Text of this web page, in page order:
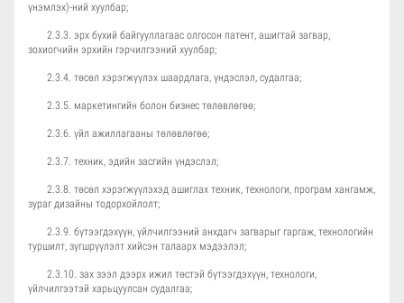
үнэмлэх)-ний хуулбар;
2.3.3. эрх бүхий байгууллагаас олгосон патент, ашигтай загвар,
зохиогчийн эрхийн гэрчилгээний хуулбар;
2.3.4. төсөл хэрэгжүүлэх шаардлага, үндэслэл, судалгаа;
2.3.5. маркетингийн болон бизнес төлөвлөгөө;
2.3.6. үйл ажиллагааны төлөвлөгөө;
2.3.7. техник, эдийн засгийн үндэслэл;
2.3.8. төсөл хэрэгжүүлэхэд ашиглах техник, технологи, програм хангамж,
зураг дизайны тодорхойлолт;
2.3.9. бүтээгдэхүүн, үйлчилгээний анхдагч загварыг гаргаж, технологийн
туршилт, зүгшрүүлэлт хийсэн талаарх мэдээлэл;
2.3.10. зах зээл дээрх ижил төстэй бүтээгдэхүүн, технологи,
үйлчилгээтэй харьцуулсан судалгаа;